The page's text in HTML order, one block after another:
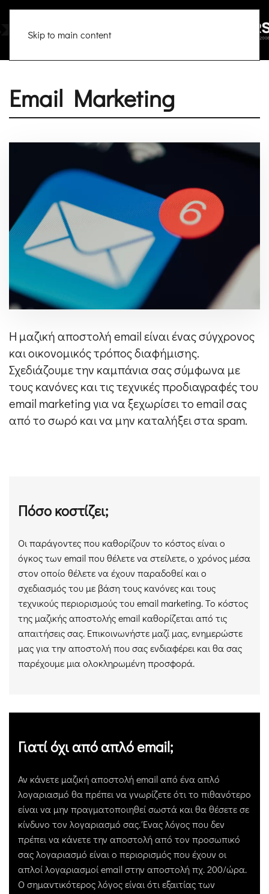
Skip to main content
Email Marketing
Η μαζική αποστολή email είναι ένας σύγχρονος
και οικονομικός τρόπος διαφήμισης.
Σχεδιάζουμε την καμπάνια σας σύμφωνα με
τους κανόνες και τις τεχνικές προδιαγραφές του
email marketing για να ξεχωρίσει το email σας
από το σωρό και να μην καταλήξει στα spam.
Πόσο κοστίζει;
Οι παράγοντες που καθορίζουν το κόστος είναι ο
όγκος των email που θέλετε να στείλετε, ο χρόνος μέσα
στον οποίο θέλετε να έχουν παραδοθεί και ο
σχεδιασμός του με βάση τους κανόνες και τους
τεχνικούς περιορισμούς του email marketing. Το κόστος
της μαζικής αποστολής email καθορίζεται από τις
απαιτήσεις σας. Επικοινωνήστε μαζί μας, ενημερώστε
μας για την αποστολή που σας ενδιαφέρει και θα σας
παρέχουμε μια ολοκληρωμένη προσφορά.
Γιατί όχι από απλό email;
Αν κάνετε μαζική αποστολή email από ένα απλό
λογαριασμό θα πρέπει να γνωρίζετε ότι το πιθανότερο
είναι να μην πραγματοποιηθεί σωστά και θα θέσετε σε
κίνδυνο τον λογαριασμό σας. Ένας λόγος που δεν
πρέπει να κάνετε την αποστολή από τον προσωπικό
σας λογαριασμό είναι ο περιορισμός που έχουν οι
απλοί λογαριασμοί email στην αποστολή πχ. 200/ώρα.
Ο σημαντικότερος λόγος είναι ότι εξαιτίας των